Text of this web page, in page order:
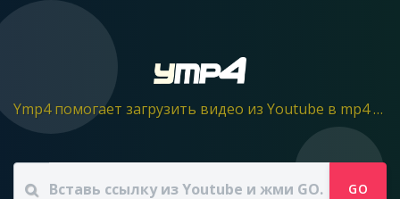
Ymp4 помогает загрузить видео из Youtube в mp4 файл.
GO